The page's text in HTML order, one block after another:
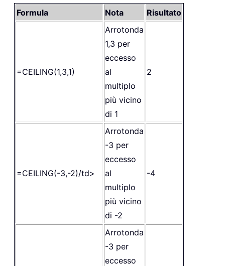
Formula Nota Risultato
=CEILING(1,3,1)
Arrotonda
1,3 per
eccesso
al
multiplo
più vicino
di 1
2
=CEILING(-3,-2)/td>
Arrotonda
-3 per
eccesso
al
multiplo
più vicino
di -2
-4
Arrotonda
-3 per
eccesso